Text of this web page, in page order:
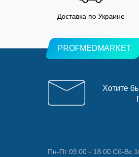
Доставка по Украине
PROFMEDMARKET
Хотите
Пн-Пт 09:00 - 18:00 Сб-Вс